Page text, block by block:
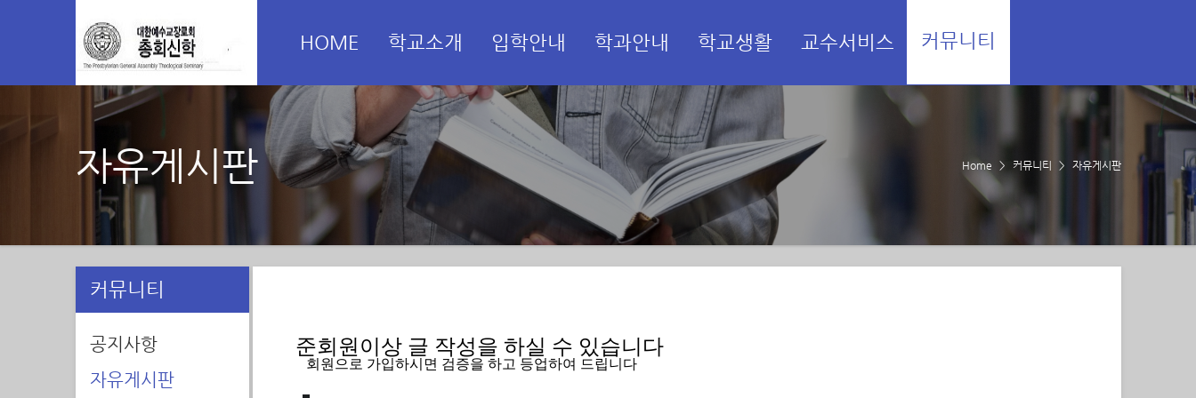
메뉴 건너뛰기
HOME 학교소개 입학안내 학과안내 학교생활 교수서비스 커뮤니티
자유게시판 Home 커뮤니티 자유게시판
커뮤니티
공지사항
자유게시판
준회원이상 글 작성을 하실 수 있습니다
   회원으로 가입하시면 검증을 하고 등업하여 드립니다